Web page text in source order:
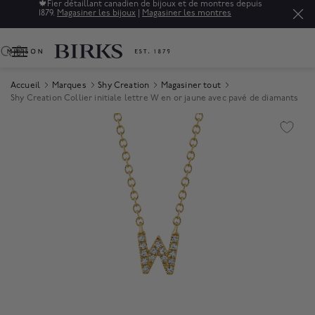
🍁 Fier détaillant canadien de bijoux et de montres depuis
1879. Magasiner les bijoux Magasiner les montres
0
Accueil Marques Shy Creation
Magasiner tout
Shy Creation Collier initiale lettre W en or jaune avec pavé de diamants
Product Images